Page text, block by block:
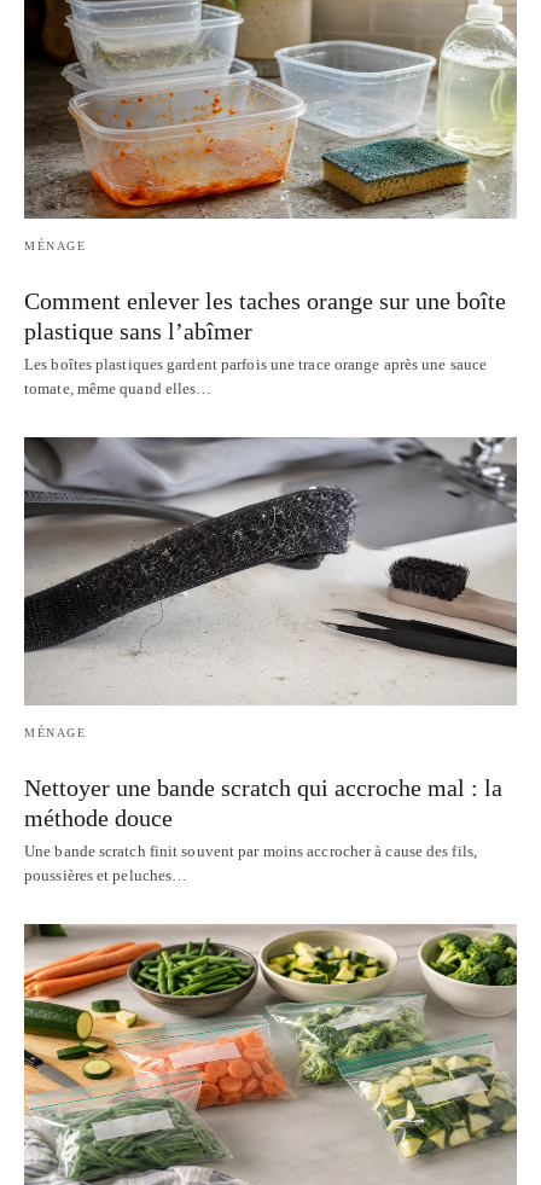
MÉNAGE
Comment enlever les taches orange sur une boîte
plastique sans l’abîmer
Les boîtes plastiques gardent parfois une trace orange après une sauce
tomate, même quand elles…
MÉNAGE
Nettoyer une bande scratch qui accroche mal : la
méthode douce
Une bande scratch finit souvent par moins accrocher à cause des fils,
poussières et peluches…